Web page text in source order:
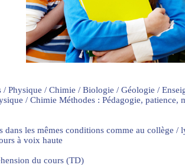
Physique / Chimie / Biologie / Géologie /
/ Chimie Méthodes : Pédagogie, patience,
dans les mêmes conditions comme au collège /
à voix haute
du cours (TD)